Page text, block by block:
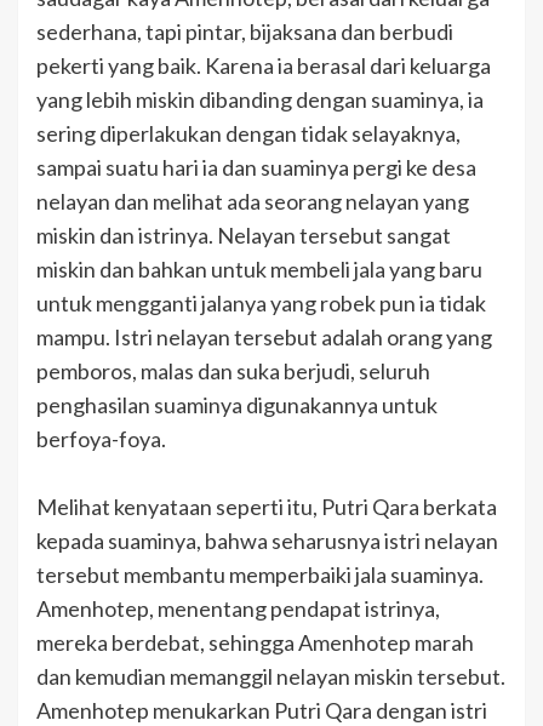
sederhana, tapi pintar, bijaksana dan berbudi
pekerti yang baik. Karena ia berasal dari keluarga
yang lebih miskin dibanding dengan suaminya, ia
sering diperlakukan dengan tidak selayaknya,
sampai suatu hari ia dan suaminya pergi ke desa
nelayan dan melihat ada seorang nelayan yang
miskin dan istrinya. Nelayan tersebut sangat
miskin dan bahkan untuk membeli jala yang baru
untuk mengganti jalanya yang robek pun ia tidak
mampu. Istri nelayan tersebut adalah orang yang
pemboros, malas dan suka berjudi, seluruh
penghasilan suaminya digunakannya untuk
berfoya-foya.
Melihat kenyataan seperti itu, Putri Qara berkata
kepada suaminya, bahwa seharusnya istri nelayan
tersebut membantu memperbaiki jala suaminya.
Amenhotep, menentang pendapat istrinya,
mereka berdebat, sehingga Amenhotep marah
dan kemudian memanggil nelayan miskin tersebut.
Amenhotep menukarkan Putri Qara dengan istri